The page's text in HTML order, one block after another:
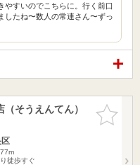
やすいのでこちらに。行く前口
たね〜数人の常連さん〜ずっ
お気に入
りに追加
そうえんてん）
区
徒歩すぐ